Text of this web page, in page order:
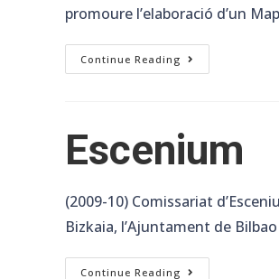
promoure l’elaboració d’un
Continue Reading Residències
Artístiques
Escenium
(2009-10) Comissariat
Bizkaia, l’Ajuntament de
Continue Reading Escenium